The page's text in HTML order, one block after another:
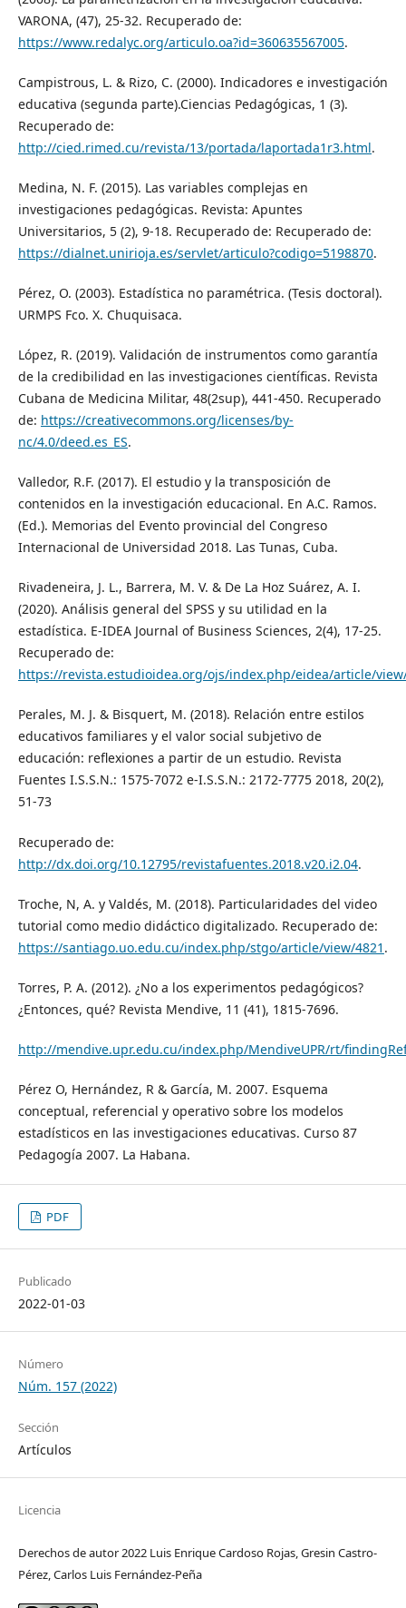
VARONA, (47), 25-32. Recuperado de:
https://www.redalyc.org/articulo.oa?id=360635567005.
Campistrous, L. & Rizo, C. (2000). Indicadores e investigación
educativa (segunda parte).Ciencias Pedagógicas, 1 (3).
Recuperado de:
http://cied.rimed.cu/revista/13/portada/laportada1r3.html.
Medina, N. F. (2015). Las variables complejas en
investigaciones pedagógicas. Revista: Apuntes
Universitarios, 5 (2), 9-18. Recuperado de: Recuperado de:
https://dialnet.unirioja.es/servlet/articulo?codigo=5198870.
Pérez, O. (2003). Estadística no paramétrica. (Tesis doctoral).
URMPS Fco. X. Chuquisaca.
López, R. (2019). Validación de instrumentos como garantía
de la credibilidad en las investigaciones científicas. Revista
Cubana de Medicina Militar, 48(2sup), 441-450. Recuperado
de: https://creativecommons.org/licenses/by-
nc/4.0/deed.es_ES.
Valledor, R.F. (2017). El estudio y la transposición de
contenidos en la investigación educacional. En A.C. Ramos.
(Ed.). Memorias del Evento provincial del Congreso
Internacional de Universidad 2018. Las Tunas, Cuba.
Rivadeneira, J. L., Barrera, M. V. & De La Hoz Suárez, A. I.
(2020). Análisis general del SPSS y su utilidad en la
estadística. E-IDEA Journal of Business Sciences, 2(4), 17-25.
Recuperado de:
https://revista.estudioidea.org/ojs/index.php/eidea/article/
Perales, M. J. & Bisquert, M. (2018). Relación entre estilos
educativos familiares y el valor social subjetivo de
educación: reflexiones a partir de un estudio. Revista
Fuentes I.S.S.N.: 1575-7072 e-I.S.S.N.: 2172-7775 2018, 20(2),
51-73
Recuperado de:
http://dx.doi.org/10.12795/revistafuentes.2018.v20.i2.04.
Troche, N, A. y Valdés, M. (2018). Particularidades del video
tutorial como medio didáctico digitalizado. Recuperado de:
https://santiago.uo.edu.cu/index.php/stgo/article/view/4821 .
Torres, P. A. (2012). ¿No a los experimentos pedagógicos?
¿Entonces, qué? Revista Mendive, 11 (41), 1815-7696.
http://mendive.upr.edu.cu/index.php/MendiveUPR/rt/
Pérez O, Hernández, R & García, M. 2007. Esquema
conceptual, referencial y operativo sobre los modelos
estadísticos en las investigaciones educativas. Curso 87
Pedagogía 2007. La Habana.
PDF
Publicado
2022-01-03
Número
Núm. 157 (2022)
Sección
Artículos
Licencia
Derechos de autor 2022 Luis Enrique Cardoso Rojas, Gresin Castro-
Pérez, Carlos Luis Fernández-Peña